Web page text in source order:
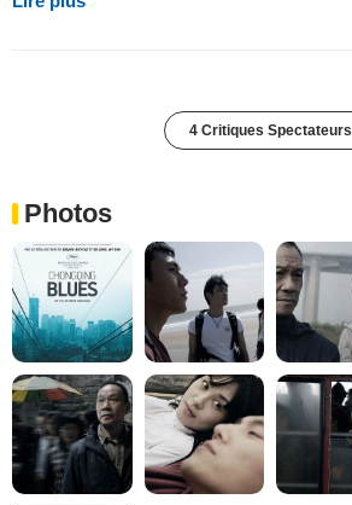
4 Critiques Spectateurs
Photos